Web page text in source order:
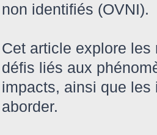
non identifiés (OVNI).
Cet article explore
défis liés aux
impacts, ainsi que
aborder.